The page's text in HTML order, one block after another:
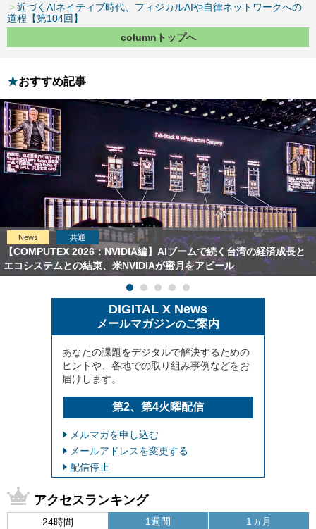
近づくAIネイティブ時代、フィジカルAIや自律ネットワークへの
道程【第104回】
columnトップへ
おすすめ記事
News 共通
【COMPUTEX 2026：NVIDIA編】AIブームで続く台湾の経済成長と
エコシステムとの結束、米NVIDIAが蜜月をアピール
DIGITAL X News
メールマガジンのご案内
あなたの課題をデジタルで解決するための
ヒントや、各地での取り組み事例などをお
届けします。
第2、第4火曜配信
メルマガを申し込む
メールアドレスを変更する
配信停止
アクセスランキング
24時間 1週間 1ヵ月